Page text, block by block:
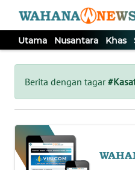
Utama Nusantara Khas
Berita dengan tagar
Tutup
UTAMA
NUSANTARA